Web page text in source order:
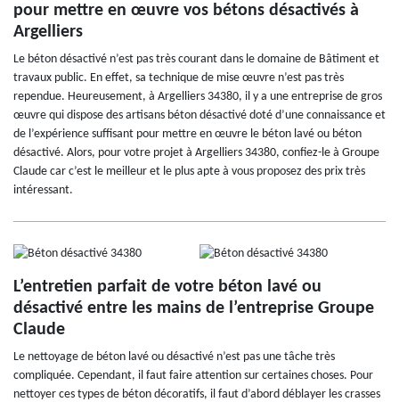
pour mettre en œuvre vos bétons désactivés à
Argelliers
Le béton désactivé n’est pas très courant dans le domaine de Bâtiment et
travaux public. En effet, sa technique de mise œuvre n’est pas très
rependue. Heureusement, à Argelliers 34380, il y a une entreprise de gros
œuvre qui dispose des artisans béton désactivé doté d’une connaissance et
de l’expérience suffisant pour mettre en œuvre le béton lavé ou béton
désactivé. Alors, pour votre projet à Argelliers 34380, confiez-le à Groupe
Claude car c’est le meilleur et le plus apte à vous proposez des prix très
intéressant.
L’entretien parfait de votre béton lavé ou
désactivé entre les mains de l’entreprise Groupe
Claude
Le nettoyage de béton lavé ou désactivé n’est pas une tâche très
compliquée. Cependant, il faut faire attention sur certaines choses. Pour
nettoyer ces types de béton décoratifs, il faut d’abord déblayer les crasses